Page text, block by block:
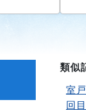
類似
室
回